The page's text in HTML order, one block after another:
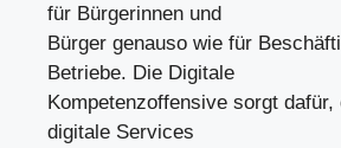
für Bürgerinnen und
Bürger genauso wie für
Betriebe. Die Digitale
Kompetenzoffensive sorgt
digitale Services